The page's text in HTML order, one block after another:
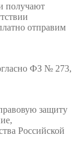
получают
отправим
ФЗ № 273,
защиту
Российской